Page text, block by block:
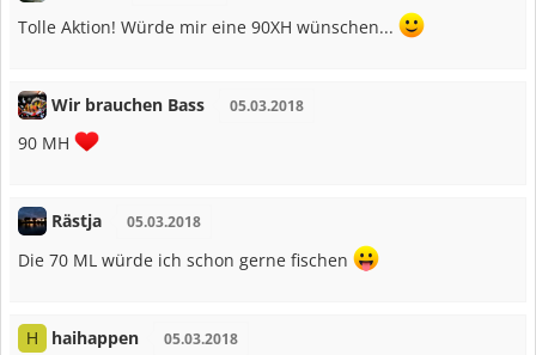
Tolle Aktion! Würde mir eine 90XH wünschen...
Wir brauchen Bass 05.03.2018
90 MH
Rästja 05.03.2018
Die 70 ML würde ich schon gerne fischen
H haihappen 05.03.2018